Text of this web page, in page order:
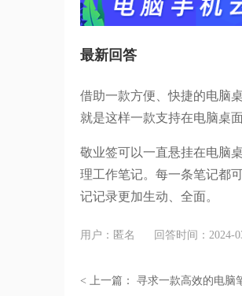
最新回答
借助一款方便、快捷的电脑
就是这样一款支持在电脑桌
敬业签可以一直悬挂在电脑
理工作笔记。每一条笔记都
记记录更加生动、全面。
用户：匿名 回答时间：2024-
< 上一篇： 寻求一款高效的电脑